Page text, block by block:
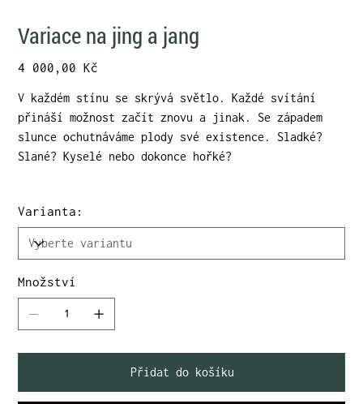
Variace na jing a jang
Cena
4 000,00 Kč
V každém stínu se skrývá světlo. Každé svítání
přináší možnost začít znovu a jinak. Se západem
slunce ochutnáváme plody své existence. Sladké?
Slané? Kyselé nebo dokonce hořké?
Varianta:
Množství
Přidat do košíku